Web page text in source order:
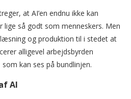
at AI’en endnu ikke kan
så godt som menneskers. Men
og produktion til i stedet at
alligevel arbejdsbyrden
kan ses på bundlinjen.
AI